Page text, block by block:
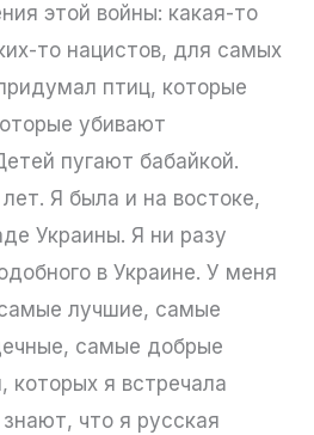
этой войны: какая-то
то нацистов, для самых
птиц, которые
убивают
пугают бабайкой.
Я была и на востоке,
Украины. Я ни разу
в Украине. У меня
лучшие, самые
самые добрые
которых я встречала
что я русская